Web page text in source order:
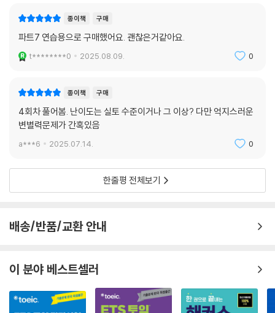
종이책 구매
파트7 연습용으로 구매했어요. 괜찮은거같아요.
t********0 2025.08.09. 0
종이책 구매
4회차 풀어봄. 난이도는 실토 수준이거나 그 이상? 다만 억지스러운
변별력문제가 간혹있음
a***6 2025.07.14. 0
한줄평 전체보기
배송/반품/교환 안내
이 분야 베스트셀러